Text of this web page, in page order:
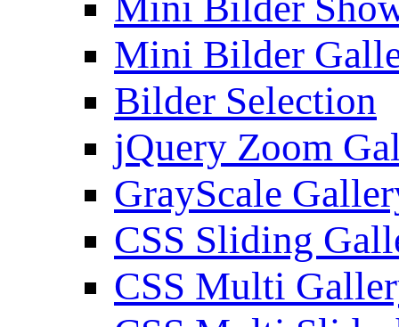
Mini Bilder
Bilder Selection
jQuery Zoom
GrayScale
CSS Sliding
CSS Multi